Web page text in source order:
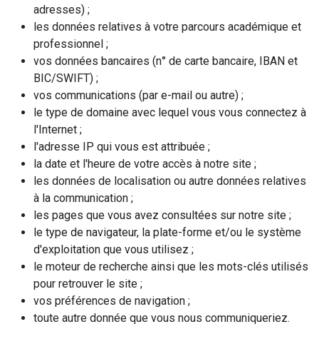
adresses) ;
les données relatives à votre parcours académique et
professionnel ;
vos données bancaires (n° de carte bancaire, IBAN et
BIC/SWIFT) ;
vos communications (par e-mail ou autre) ;
le type de domaine avec lequel vous vous connectez à
l'Internet ;
l'adresse IP qui vous est attribuée ;
la date et l'heure de votre accès à notre site ;
les données de localisation ou autre données relatives
à la communication ;
les pages que vous avez consultées sur notre site ;
le type de navigateur, la plate-forme et/ou le système
d'exploitation que vous utilisez ;
le moteur de recherche ainsi que les mots-clés utilisés
pour retrouver le site ;
vos préférences de navigation ;
toute autre donnée que vous nous communiqueriez.